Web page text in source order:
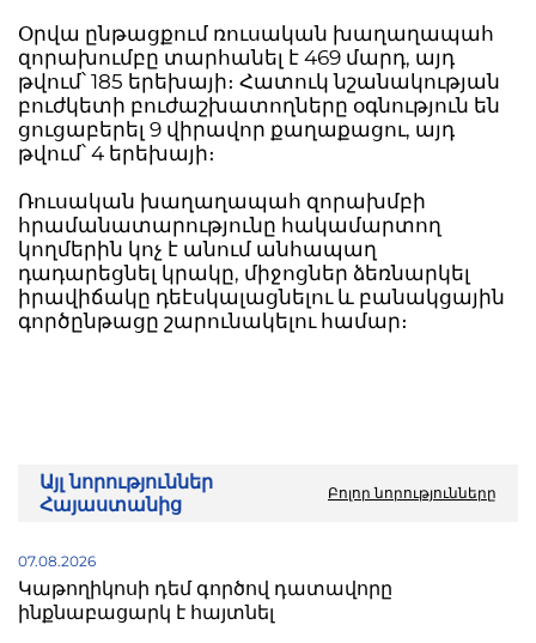
Օրվա ընթացքում ռուսական խաղաղապահ
զորախումբը տարհանել է 469 մարդ, այդ
թվում՝ 185 երեխայի։ Հատուկ նշանակության
բուժկետի բուժաշխատողները օգնություն են
ցուցաբերել 9 վիրավոր քաղաքացու, այդ
թվում՝ 4 երեխայի։
Ռուսական խաղաղապահ զորախմբի
հրամանատարությունը հակամարտող
կողմերին կոչ է անում անհապաղ
դադարեցնել կրակը, միջոցներ ձեռնարկել
իրավիճակը դեէսկալացնելու և բանակցային
գործընթացը շարունակելու համար։
Այլ նորություններ
Հայաստանից
Բոլոր նորությունները
07.08.2026
Կաթողիկոսի դեմ գործով դատավորը
ինքնաբացարկ է հայտնել